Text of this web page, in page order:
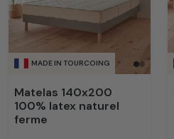
MADE IN TOURCOING
Matelas 140x200
100% latex naturel
ferme